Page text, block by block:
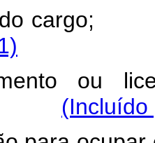
ou
(Incluído